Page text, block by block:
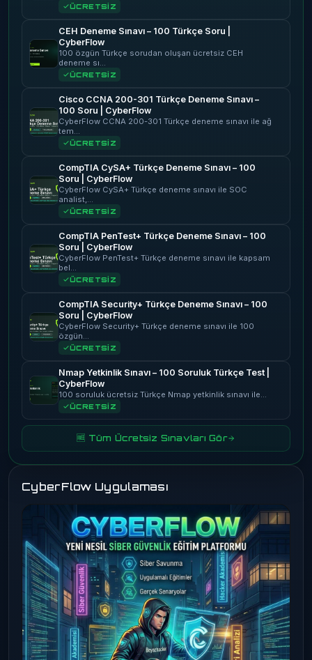
ÜCRETSİZ
CEH Deneme Sınavı – 100 Türkçe Soru |
CyberFlow
100 özgün Türkçe sorudan oluşan ücretsiz CEH
deneme sı…
ÜCRETSİZ
Cisco CCNA 200-301 Türkçe Deneme Sınavı –
100 Soru | CyberFlow
CyberFlow CCNA 200-301 Türkçe deneme sınavı ile ağ
tem…
ÜCRETSİZ
CompTIA CySA+ Türkçe Deneme Sınavı – 100
Soru | CyberFlow
CyberFlow CySA+ Türkçe deneme sınavı ile SOC
analist,…
ÜCRETSİZ
CompTIA PenTest+ Türkçe Deneme Sınavı – 100
Soru | CyberFlow
CyberFlow PenTest+ Türkçe deneme sınavı ile kapsam
bel…
ÜCRETSİZ
CompTIA Security+ Türkçe Deneme Sınavı – 100
Soru | CyberFlow
CyberFlow Security+ Türkçe deneme sınavı ile 100
özgün…
ÜCRETSİZ
Nmap Yetkinlik Sınavı – 100 Soruluk Türkçe Test |
CyberFlow
100 soruluk ücretsiz Türkçe Nmap yetkinlik sınavı ile…
ÜCRETSİZ
🆓 Tüm Ücretsiz Sınavları Gör
CyberFlow Uygulaması